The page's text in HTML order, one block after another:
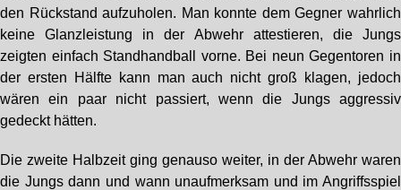
den Rückstand aufzuholen. Man konnte dem Gegner wahrlich
keine Glanzleistung in der Abwehr attestieren, die Jungs
zeigten einfach Standhandball vorne. Bei neun Gegentoren in
der ersten Hälfte kann man auch nicht groß klagen, jedoch
wären ein paar nicht passiert, wenn die Jungs aggressiv
gedeckt hätten.
Die zweite Halbzeit ging genauso weiter, in der Abwehr waren
die Jungs dann und wann unaufmerksam und im Angriffsspiel